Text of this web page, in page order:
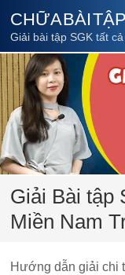
CHỮA BÀI TẬP
Giải bài tập SGK tất
Giải Bài tập
Miền Nam
Hướng dẫn giải chi